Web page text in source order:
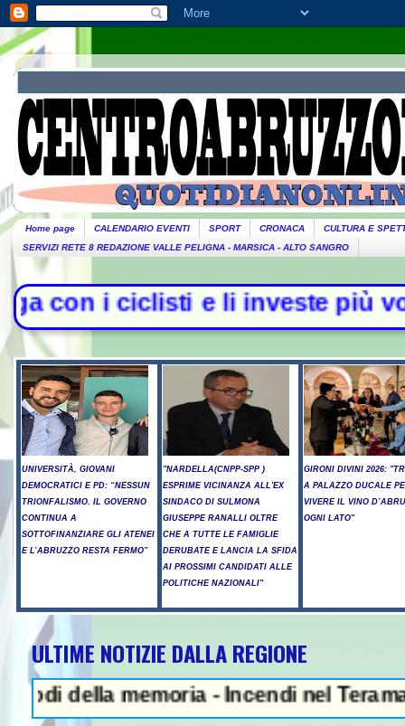
Home page CALENDARIO EVENTI SPORT CRONACA
CULTURA E
SERVIZI RETE 8 REDAZIONE VALLE PELIGNA - MARSICA - ALTO SANGRO
e li investe più volte
UNIVERSITÀ, GIOVANI
DEMOCRATICI E PD: “NESSUN
TRIONFALISMO. IL GOVERNO
CONTINUA A
SOTTOFINANZIARE GLI ATENEI
E L’ABRUZZO RESTA FERMO”
"NARDELLA(CNPP-SPP )
ESPRIME VICINANZA ALL'EX
SINDACO DI SULMONA
GIUSEPPE RANALLI OLTRE
CHE A TUTTE LE FAMIGLIE
DERUBATE E LANCIA LA SFIDA
AI PROSSIMI CANDIDATI ALLE
POLITICHE NAZIONALI"
GIRONI DIVINI 2026:
A PALAZZO DUCALE
VIVERE IL VINO
OGNI LATO"
ULTIME NOTIZIE DALLA REGIONE
memoria - Incendi nel Teramano,